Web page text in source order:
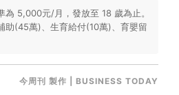
為 5,000元/月，發放至 18 歲為止。
助(45萬)、生育給付(10萬)、育嬰留
今周刊 製作 | BUSINESS TODAY